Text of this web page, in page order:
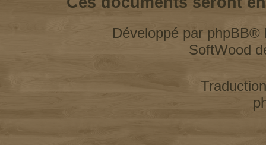
Développé par phpBB®
SoftWood